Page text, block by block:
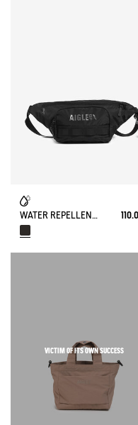
WATER REPELLENT BUMBAG SOLID 2.5L
VICTIM OF ITS OWN SUCCESS